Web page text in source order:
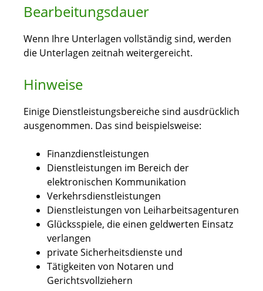
Bearbeitungsdauer
Wenn Ihre Unterlagen vollständig sind, werden
die Unterlagen zeitnah weitergereicht.
Hinweise
Einige Dienstleistungsbereiche sind ausdrücklich
ausgenommen. Das sind beispielsweise:
Finanzdienstleistungen
Dienstleistungen im Bereich der
elektronischen Kommunikation
Verkehrsdienstleistungen
Dienstleistungen von Leiharbeitsagenturen
Glücksspiele, die einen geldwerten Einsatz
verlangen
private Sicherheitsdienste und
Tätigkeiten von Notaren und
Gerichtsvollziehern